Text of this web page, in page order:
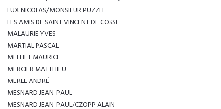
LUX NICOLAS/MONSIEUR PUZZLE
LES AMIS DE SAINT VINCENT DE COSSE
MALAURIE YVES
MARTIAL PASCAL
MELLIET MAURICE
MERCIER MATTHIEU
MERLE ANDRÉ
MESNARD JEAN-PAUL
MESNARD JEAN-PAUL/CZOPP ALAIN